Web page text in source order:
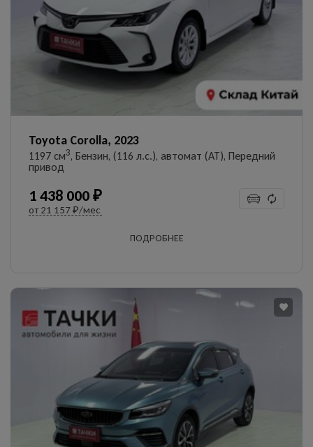
Toyota Corolla, 2023
1197 см3, Бензин, (116 л.с.), автомат (AT), Передний
привод
1 438 000 ₽
от 21 157 ₽/мес
ПОДРОБНЕЕ
УЗНАТЬ ЦЕНУ
Даю согласие на обработку
персональных данных